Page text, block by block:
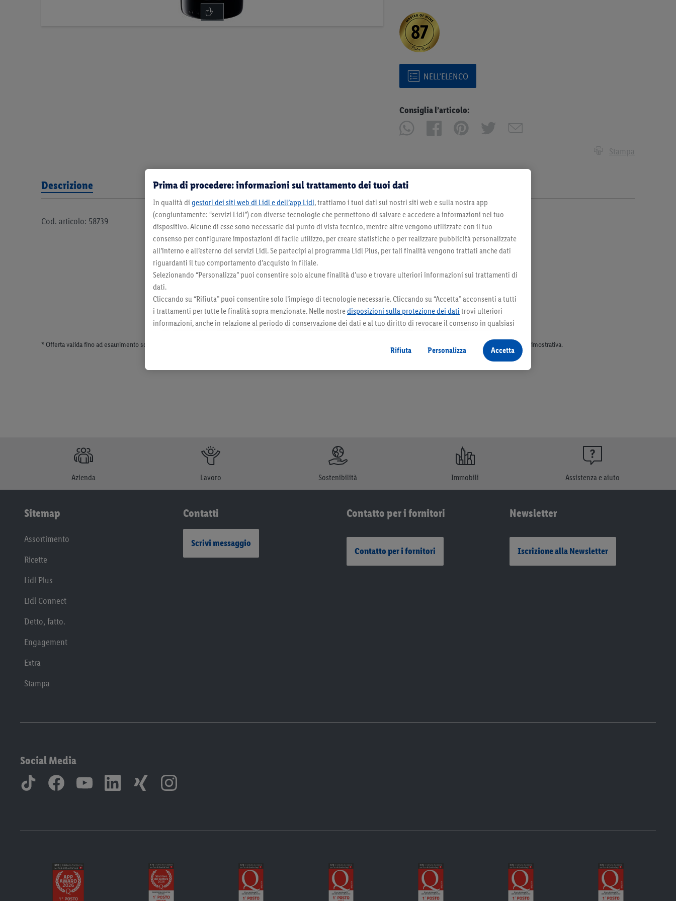
NELL’ELENCO
Consiglia l’articolo:
Stampa
Descrizione
Cod. articolo: 58739
* Offerta valida fino ad esaurimento scorte. Tutti i prezzi senza decorazioni. I prodotti qui reclamizzati, soprattutto quelli non-food, non fanno sempre parte dell’assortimento. Ill. dimostrativa.
Azienda Lavoro Sostenibilità Immobili Assistenza e aiuto
Sitemap
Assortimento
Ricette
Lidl Plus
Lidl Connect
Detto, fatto.
Engagement
Extra
Stampa
Contatti
Scrivi messaggio
Contatto per i fornitori
Contatto per i fornitori
Newsletter
Iscrizione alla Newsletter
Social Media
Prima di procedere: informazioni sul trattamento dei tuoi dati
In qualità di gestori dei siti web di Lidl e dell’app Lidl, trattiamo i tuoi dati sui nostri siti web e sulla nostra app
(congiuntamente: “servizi Lidl”) con diverse tecnologie che permettono di salvare e accedere a informazioni nel tuo
dispositivo. Alcune di esse sono necessarie dal punto di vista tecnico, mentre altre vengono utilizzate con il tuo
consenso per configurare impostazioni di facile utilizzo, per creare statistiche o per realizzare pubblicità personalizzate
all’interno e all’esterno dei servizi Lidl. Se partecipi al programma Lidl Plus, per tali finalità vengono trattati anche dati
riguardanti il tuo comportamento d’acquisto in filiale.
Selezionando “Personalizza” puoi consentire solo alcune finalità d’uso e trovare ulteriori informazioni sui trattamenti di
dati.
Cliccando su “Rifiuta” puoi consentire solo l’impiego di tecnologie necessarie. Cliccando su “Accetta” acconsenti a tutti
i trattamenti per tutte le finalità sopra menzionate. Nelle nostredisposizioni sulla protezione dei dati trovi ulteriori
informazioni, anche in relazione al periodo di conservazione dei dati e al tuo diritto di revocare il consenso in qualsiasi
Rifiuta
Personalizza Accetta